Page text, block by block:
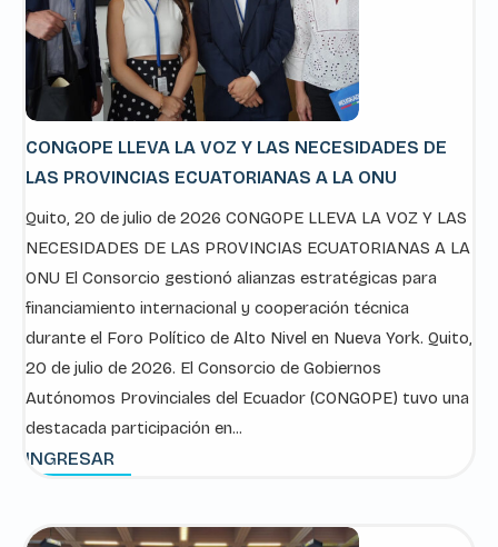
CONGOPE LLEVA LA VOZ Y LAS NECESIDADES DE
LAS PROVINCIAS ECUATORIANAS A LA ONU
Quito, 20 de julio de 2026 CONGOPE LLEVA LA VOZ Y LAS
NECESIDADES DE LAS PROVINCIAS ECUATORIANAS A LA
ONU El Consorcio gestionó alianzas estratégicas para
financiamiento internacional y cooperación técnica
durante el Foro Político de Alto Nivel en Nueva York. Quito,
20 de julio de 2026. El Consorcio de Gobiernos
Autónomos Provinciales del Ecuador (CONGOPE) tuvo una
destacada participación en...
INGRESAR